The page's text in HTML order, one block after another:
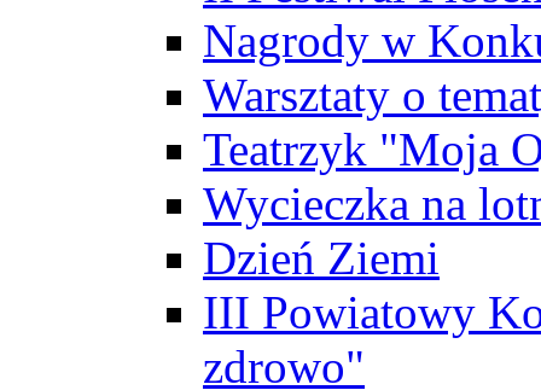
Nagrody w
Warsztaty o
Teatrzyk "Moja
Wycieczka na
Dzień Ziemi
III Powiatowy
zdrowo"